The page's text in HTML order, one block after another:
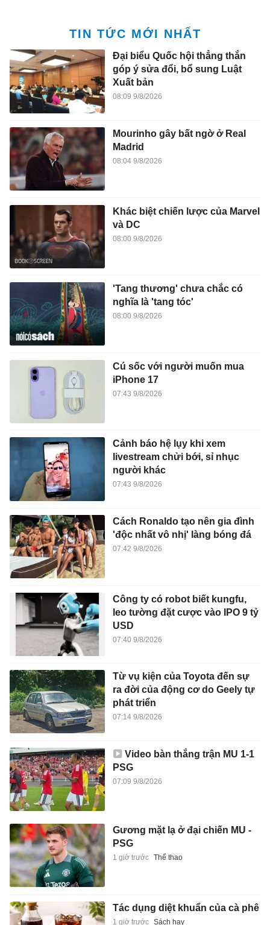
TIN TỨC MỚI NHẤT
Đại biểu Quốc hội thẳng thắn
góp ý sửa đổi, bổ sung Luật
Xuất bản
08:09 9/8/2026
Mourinho gây bất ngờ ở Real
Madrid
08:04 9/8/2026
Khác biệt chiến lược của Marvel
và DC
08:00 9/8/2026
'Tang thương' chưa chắc có
nghĩa là 'tang tóc'
08:00 9/8/2026
Cú sốc với người muốn mua
iPhone 17
07:43 9/8/2026
Cảnh báo hệ lụy khi xem
livestream chửi bới, sỉ nhục
người khác
07:43 9/8/2026
Cách Ronaldo tạo nên gia đình
'độc nhất vô nhị' làng bóng đá
07:42 9/8/2026
Công ty có robot biết kungfu,
leo tường đặt cược vào IPO 9 tỷ
USD
07:40 9/8/2026
Từ vụ kiện của Toyota đến sự
ra đời của động cơ do Geely tự
phát triển
07:14 9/8/2026
Video bàn thắng trận MU 1-1
PSG
07:09 9/8/2026
Gương mặt lạ ở đại chiến MU -
PSG
1 giờ trước Thể thao
Tác dụng diệt khuẩn của cà phê
1 giờ trước Sách hay